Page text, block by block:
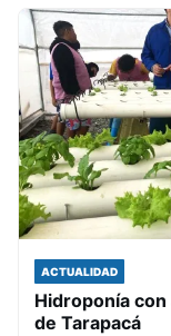
ACTUALIDAD
Hidroponía
de Tarapacá